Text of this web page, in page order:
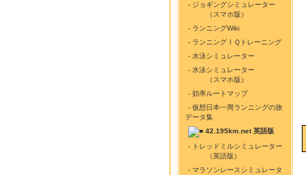
- ジョギングシミュレーター
（スマホ版）
- ランニングWiki
- ランニングＩＱトレーニング
- 水泳シミュレーター
- 水泳シミュレーター
（スマホ版）
- 効率ルートマップ
- 仮想日本一周ランニングの旅
データ集
42.195km.net 英語版
- トレッドミルシミュレーター
（英語版）
- マラソンレースシミュレータ